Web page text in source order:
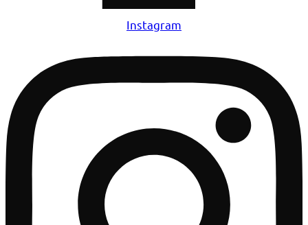
Instagram